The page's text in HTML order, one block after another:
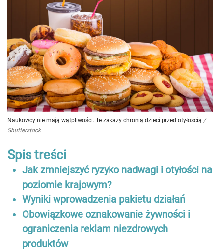
Naukowcy nie mają wątpliwości. Te zakazy chronią dzieci przed otyłością /
Shutterstock
Spis treści
Jak zmniejszyć ryzyko nadwagi i otyłości na
poziomie krajowym?
Wyniki wprowadzenia pakietu działań
Obowiązkowe oznakowanie żywności i
ograniczenia reklam niezdrowych
produktów